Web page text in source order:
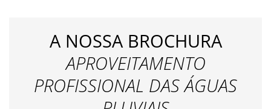
A NOSSA BROCHURA
APROVEITAMENTO
PROFISSIONAL DAS ÁGUAS